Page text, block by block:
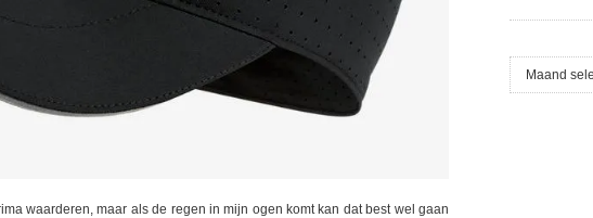
waarderen, maar als de regen in mijn ogen komt kan dat best wel gaan
ARCHIVES